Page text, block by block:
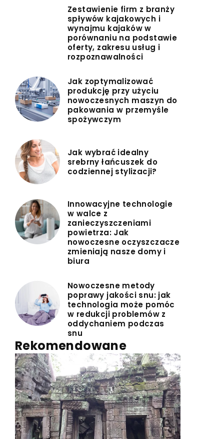
Zestawienie firm z branży
spływów kajakowych i
wynajmu kajaków w
porównaniu na podstawie
oferty, zakresu usług i
rozpoznawalności
Jak zoptymalizować
produkcję przy użyciu
nowoczesnych maszyn do
pakowania w przemyśle
spożywczym
Jak wybrać idealny
srebrny łańcuszek do
codziennej stylizacji?
Innowacyjne technologie
w walce z
zanieczyszczeniami
powietrza: Jak
nowoczesne oczyszczacze
zmieniają nasze domy i
biura
Nowoczesne metody
poprawy jakości snu: jak
technologia może pomóc
w redukcji problemów z
oddychaniem podczas
snu
Rekomendowane